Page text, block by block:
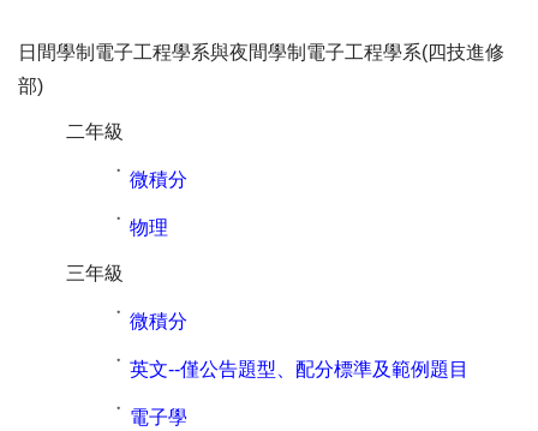
日間學制電子工程學系與夜間學制電子工程學系(四技進修
部)
二年級
˙ 微積分
˙ 物理
三年級
˙ 微積分
˙ 英文--僅公告題型、配分標準及範例題目
˙ 電子學